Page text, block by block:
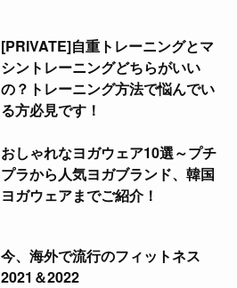
[PRIVATE]自重トレーニングとマ
シントレーニングどちらがいい
の？トレーニング方法で悩んでい
る方必見です！
おしゃれなヨガウェア10選～プチ
プラから人気ヨガブランド、韓国
ヨガウェアまでご紹介！
今、海外で流行のフィットネス
2021＆2022